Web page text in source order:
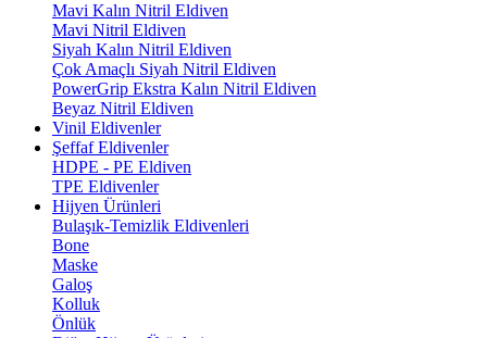
Mavi Kalın Nitril Eldiven
Mavi Nitril Eldiven
Siyah Kalın Nitril Eldiven
Çok Amaçlı Siyah Nitril Eldiven
PowerGrip Ekstra Kalın Nitril Eldiven
Beyaz Nitril Eldiven
Vinil Eldivenler
Şeffaf Eldivenler
HDPE - PE Eldiven
TPE Eldivenler
Hijyen Ürünleri
Bulaşık-Temizlik Eldivenleri
Bone
Maske
Galoş
Kolluk
Önlük